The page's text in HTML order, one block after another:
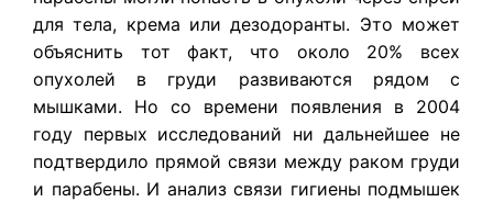
для тела, крема или дезодоранты. Это может
объяснить тот факт, что около 20% всех
опухолей в груди развиваются рядом с
мышками. Но со времени появления в 2004
году первых исследований ни дальнейшее не
подтвердило прямой связи между раком груди
и парабены. И анализ связи гигиены подмышек